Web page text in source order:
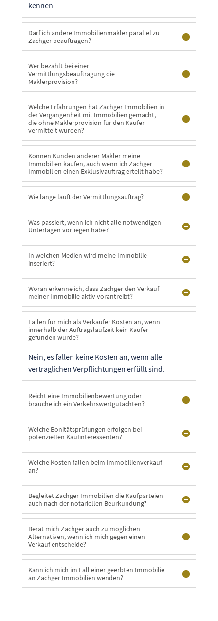
kennen.
Darf ich andere Immobilienmakler parallel zu
Zachger beauftragen?
Wer bezahlt bei einer
Vermittlungsbeauftragung die
Maklerprovision?
Welche Erfahrungen hat Zachger Immobilien in
der Vergangenheit mit Immobilien gemacht,
die ohne Maklerprovision für den Käufer
vermittelt wurden?
Können Kunden anderer Makler meine
Immobilien kaufen, auch wenn ich Zachger
Immobilien einen Exklusivauftrag erteilt habe?
Wie lange läuft der Vermittlungsauftrag?
Was passiert, wenn ich nicht alle notwendigen
Unterlagen vorliegen habe?
In welchen Medien wird meine Immobilie
inseriert?
Woran erkenne ich, dass Zachger den Verkauf
meiner Immobilie aktiv vorantreibt?
Fallen für mich als Verkäufer Kosten an, wenn
innerhalb der Auftragslaufzeit kein Käufer
gefunden wurde?
Nein, es fallen keine Kosten an, wenn alle
vertraglichen Verpflichtungen erfüllt sind.
Reicht eine Immobilienbewertung oder
brauche ich ein Verkehrswertgutachten?
Welche Bonitätsprüfungen erfolgen bei
potenziellen Kaufinteressenten?
Welche Kosten fallen beim Immobilienverkauf
an?
Begleitet Zachger Immobilien die Kaufparteien
auch nach der notariellen Beurkundung?
Berät mich Zachger auch zu möglichen
Alternativen, wenn ich mich gegen einen
Verkauf entscheide?
Kann ich mich im Fall einer geerbten Immobilie
an Zachger Immobilien wenden?